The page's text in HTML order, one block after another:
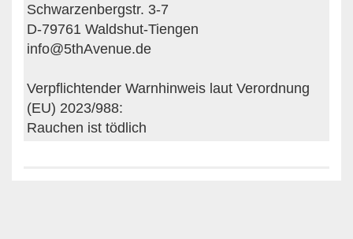
Schwarzenbergstr. 3-7
D-79761 Waldshut-Tiengen
info@5thAvenue.de
Verpflichtender Warnhinweis laut Verordnung
(EU) 2023/988:
Rauchen ist tödlich